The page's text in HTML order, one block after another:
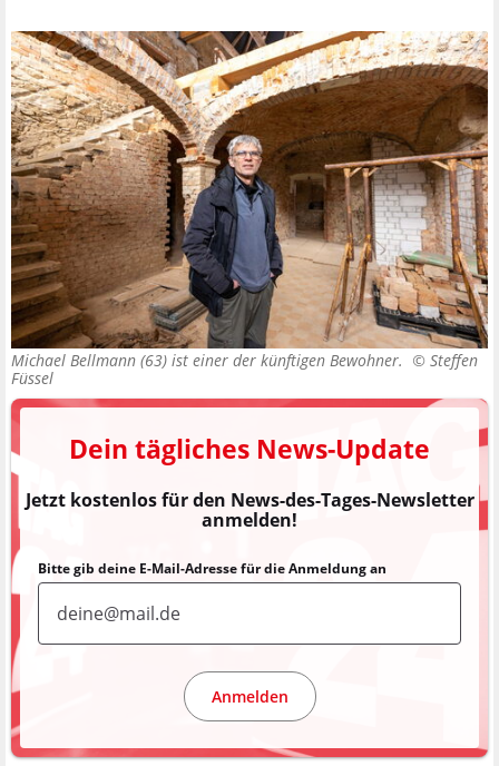
Michael Bellmann (63) ist einer der künftigen Bewohner. © Steffen
Füssel
Dein tägliches News-Update
Jetzt kostenlos für den News-des-Tages-Newsletter
anmelden!
Bitte gib deine E-Mail-Adresse für die Anmeldung an
Anmelden